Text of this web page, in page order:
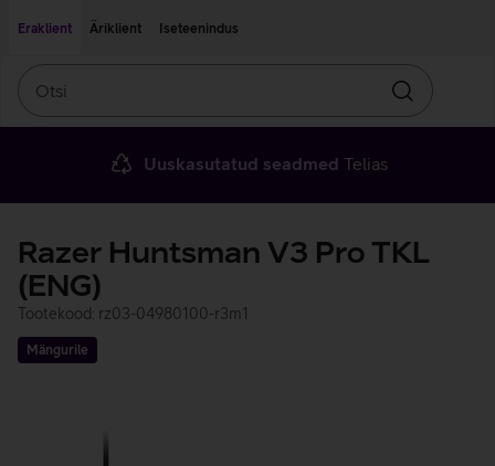
Eraklient
Äriklient Iseteenindus
Otsin
Uuskasutatud seadmed Telias
Razer Huntsman V3 Pro TKL
(ENG)
Tootekood: rz03-04980100-r3m1
Mängurile